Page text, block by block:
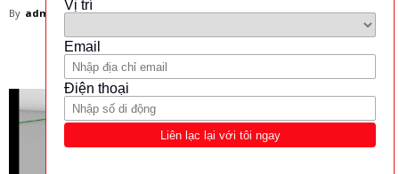
By admin - 18 April 2025 300